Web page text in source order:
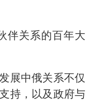
伴关系的百年大
展中俄关系不仅
持，以及政府与